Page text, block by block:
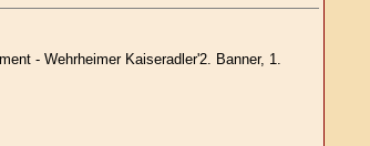
- Wehrheimer Kaiseradler'2. Banner, 1.